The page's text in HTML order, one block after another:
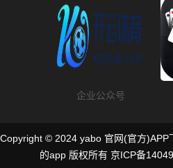
企业公众号
Copyright © 2024 yabo 官网(官方)APP
的app 版权所有 京ICP备